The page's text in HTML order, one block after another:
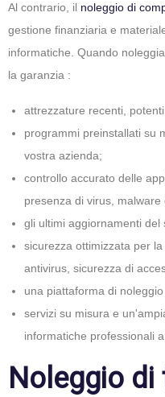
Al contrario, il noleggio di
gestione finanziaria e
informatiche. Quando
la garanzia :
attrezzature recenti,
programmi preinstallati su
vostra azienda;
controllo accurato delle
presenza di virus, malware
gli ultimi aggiornamenti del
sicurezza ottimizzata per
antivirus, sicurezza di
una piattaforma di
servizi su misura e
informatiche professionali a
Noleggio